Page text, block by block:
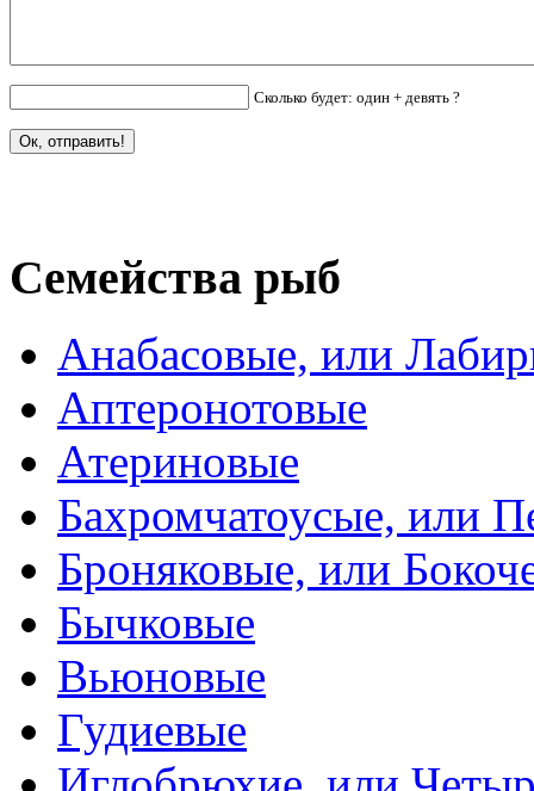
Сколько будет: один + девять ?
Семейства рыб
Анабасовые, или
Аптеронотовые
Атериновые
Бахромчатоусые, или
Броняковые, или
Бычковые
Вьюновые
Гудиевые